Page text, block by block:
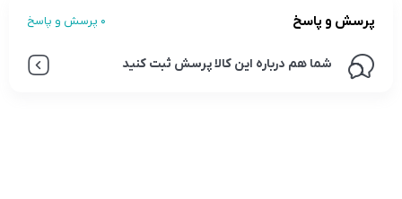
پرسش و پاسخ 0 پرسش و پاسخ
شما هم درباره این کالا پرسش ثبت کنید